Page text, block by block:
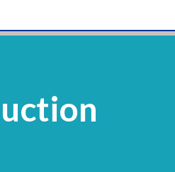
Réactifs Et Colorants